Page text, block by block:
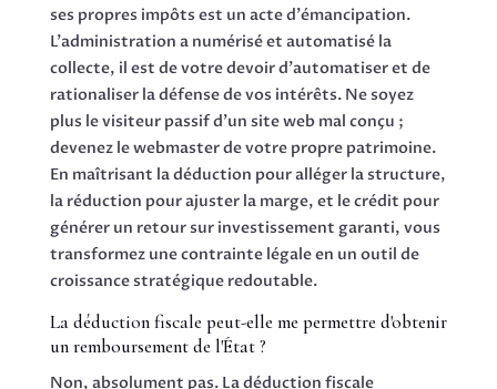
ses propres impôts est un acte d'émancipation.
L'administration a numérisé et automatisé la
collecte, il est de votre devoir d'automatiser et de
rationaliser la défense de vos intérêts. Ne soyez
plus le visiteur passif d'un site web mal conçu ;
devenez le webmaster de votre propre patrimoine.
En maîtrisant la déduction pour alléger la structure,
la réduction pour ajuster la marge, et le crédit pour
générer un retour sur investissement garanti, vous
transformez une contrainte légale en un outil de
croissance stratégique redoutable.
La déduction fiscale peut-elle me permettre d'obtenir
un remboursement de l'État ?
Non, absolument pas. La déduction fiscale